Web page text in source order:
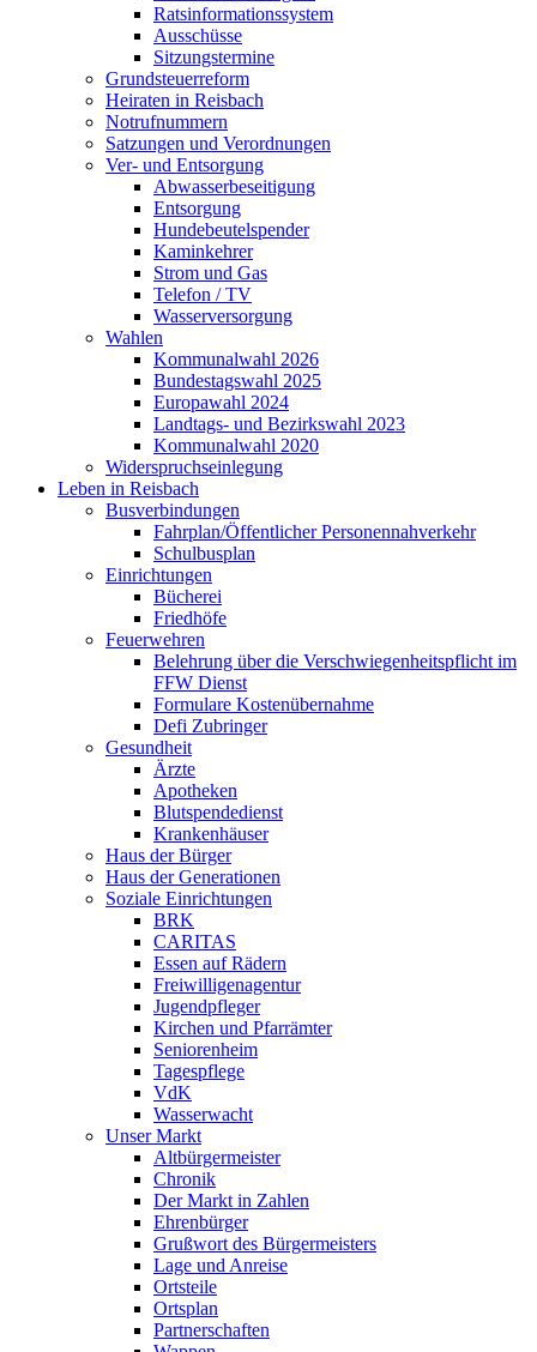
Ratsinformationssystem
Ausschüsse
Sitzungstermine
Grundsteuerreform
Heiraten in Reisbach
Notrufnummern
Satzungen und Verordnungen
Ver- und Entsorgung
Abwasserbeseitigung
Entsorgung
Hundebeutelspender
Kaminkehrer
Strom und Gas
Telefon / TV
Wasserversorgung
Wahlen
Kommunalwahl 2026
Bundestagswahl 2025
Europawahl 2024
Landtags- und Bezirkswahl 2023
Kommunalwahl 2020
Widerspruchseinlegung
Leben in Reisbach
Busverbindungen
Fahrplan/Öffentlicher Personennahverkehr
Schulbusplan
Einrichtungen
Bücherei
Friedhöfe
Feuerwehren
Belehrung über die Verschwiegenheitspflicht im
FFW Dienst
Formulare Kostenübernahme
Defi Zubringer
Gesundheit
Ärzte
Apotheken
Blutspendedienst
Krankenhäuser
Haus der Bürger
Haus der Generationen
Soziale Einrichtungen
BRK
CARITAS
Essen auf Rädern
Freiwilligenagentur
Jugendpfleger
Kirchen und Pfarrämter
Seniorenheim
Tagespflege
VdK
Wasserwacht
Unser Markt
Altbürgermeister
Chronik
Der Markt in Zahlen
Ehrenbürger
Grußwort des Bürgermeisters
Lage und Anreise
Ortsteile
Ortsplan
Partnerschaften